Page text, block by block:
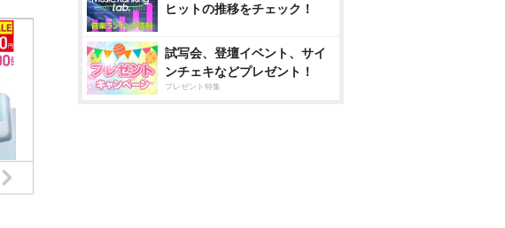
ヒットの推移をチェック！
試写会、登壇イベント、サイ
ンチェキなどプレゼント！
プレゼント特集